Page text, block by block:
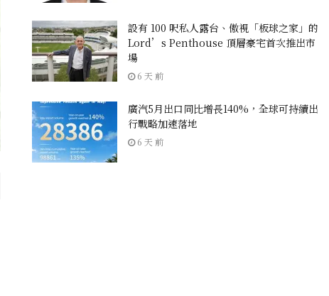
設有 100 呎私人露台、傲視「板球之家」的
Lord’s Penthouse 頂層豪宅首次推出市
場
6 天 前
廣汽5月出口同比增長140%，全球可持續出
行戰略加速落地
6 天 前